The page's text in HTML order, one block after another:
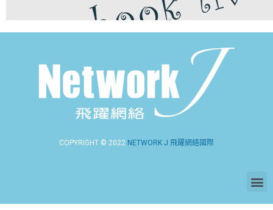
COPYRIGHT © 2022 NETWORK J 飛躍網絡國際